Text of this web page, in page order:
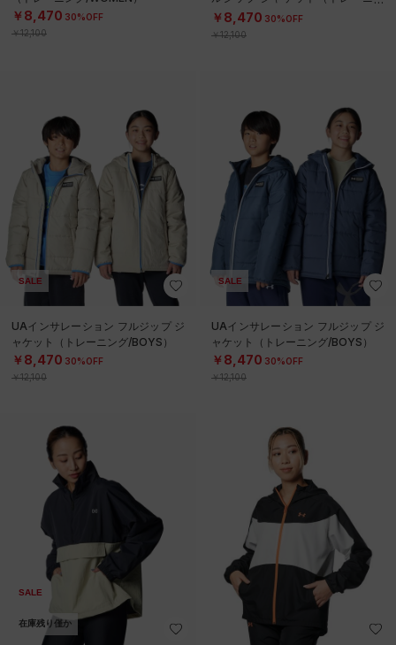
￥8,470 30%OFF
￥12,100
グ/BOYS）
￥8,470 30%OFF
￥12,100
SALE
UAインサレーション フルジップ ジ
ャケット（トレーニング/BOYS）
￥8,470 30%OFF
￥12,100
SALE
UAインサレーション フルジップ ジ
ャケット（トレーニング/BOYS）
￥8,470 30%OFF
￥12,100
SALE
在庫残り僅か